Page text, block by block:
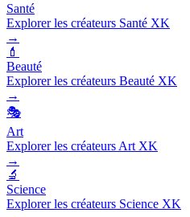
Santé
Explorer les créateurs Santé XK
→
💄
Beauté
Explorer les créateurs Beauté XK
→
🎭
Art
Explorer les créateurs Art XK
→
🔬
Science
Explorer les créateurs Science XK